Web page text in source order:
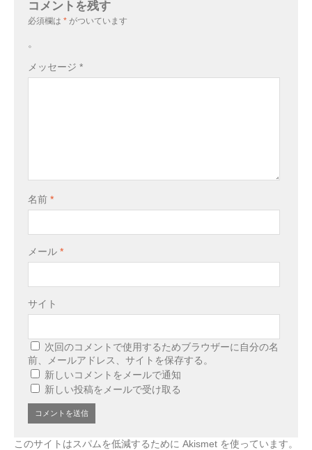
コメントを残す
必須欄は * がついています
。
メッセージ *
名前 *
メール *
サイト
次回のコメントで使用するためブラウザーに自分の名
前、メールアドレス、サイトを保存する。
新しいコメントをメールで通知
新しい投稿をメールで受け取る
このサイトはスパムを低減するために Akismet を使っています。